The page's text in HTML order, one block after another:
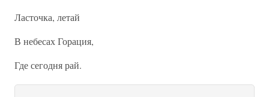
Ласточка, летай
В небесах Горация,
Где сегодня рай.